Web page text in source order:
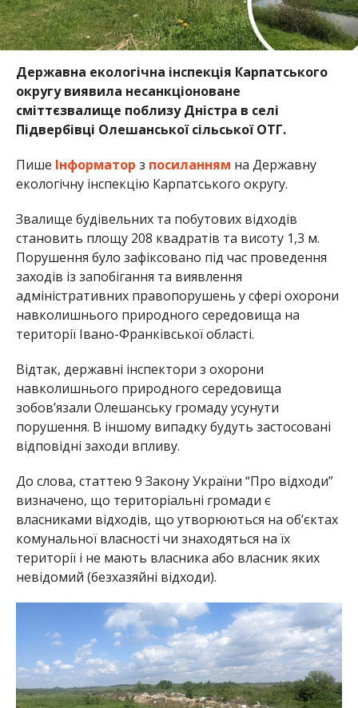
Державна екологічна інспекція Карпатського
округу виявила несанкціоноване
сміттєзвалище поблизу Дністра в селі
Підвербівці Олешанської сільської ОТГ.
Пише Інформатор з посиланням на Державну
екологічну інспекцію Карпатського округу.
Звалище будівельних та побутових відходів
становить площу 208 квадратів та висоту 1,3 м.
Порушення було зафіксовано під час проведення
заходів із запобігання та виявлення
адміністративних правопорушень у сфері охорони
навколишнього природного середовища на
території Івано-Франківської області.
Відтак, державні інспектори з охорони
навколишнього природного середовища
зобов’язали Олешанську громаду усунути
порушення. В іншому випадку будуть застосовані
відповідні заходи впливу.
До слова, статтею 9 Закону України “Про відходи”
визначено, що територіальні громади є
власниками відходів, що утворюються на об’єктах
комунальної власності чи знаходяться на їх
території і не мають власника або власник яких
невідомий (безхазяйні відходи).